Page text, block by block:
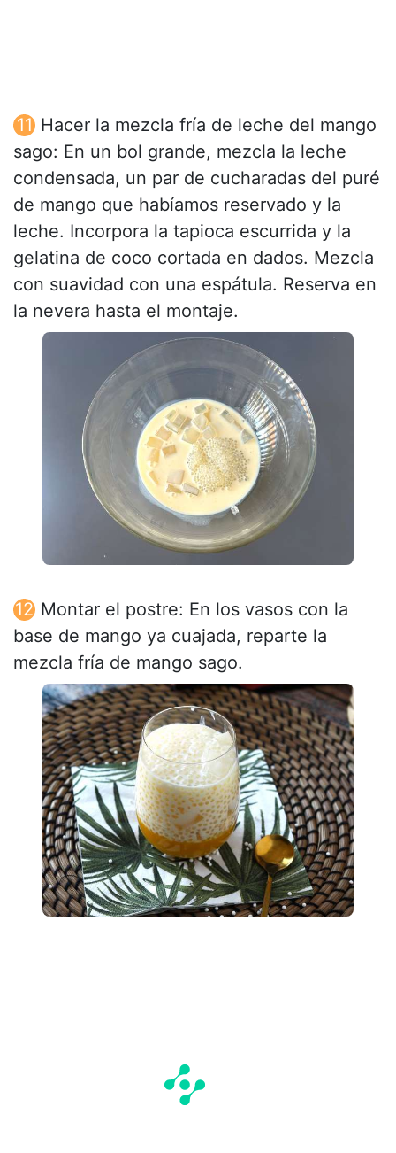
Hacer la mezcla fría de leche del mango
sago: En un bol grande, mezcla la leche
condensada, un par de cucharadas del puré
de mango que habíamos reservado y la
leche. Incorpora la tapioca escurrida y la
gelatina de coco cortada en dados. Mezcla
con suavidad con una espátula. Reserva en
la nevera hasta el montaje.
Montar el postre: En los vasos con la
base de mango ya cuajada, reparte la
mezcla fría de mango sago.